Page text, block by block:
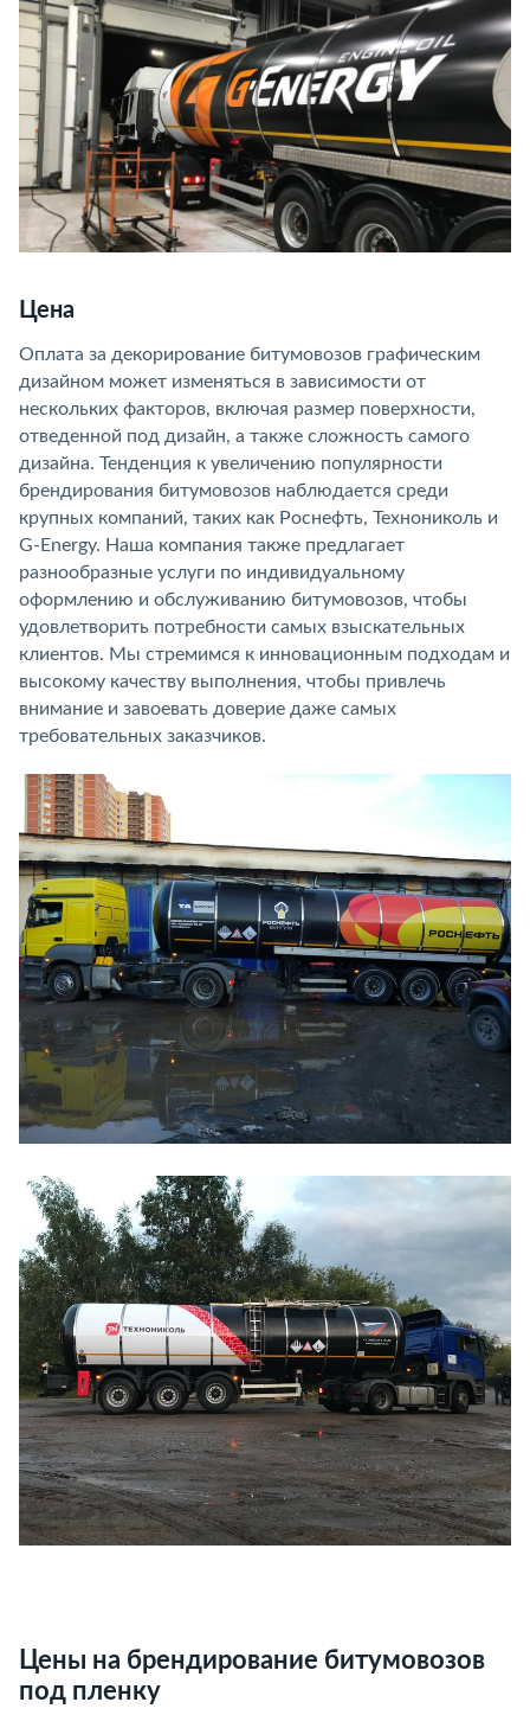
Цена
Оплата за декорирование битумовозов графическим
дизайном может изменяться в зависимости от
нескольких факторов, включая размер поверхности,
отведенной под дизайн, а также сложность самого
дизайна. Тенденция к увеличению популярности
брендирования битумовозов наблюдается среди
крупных компаний, таких как Роснефть, Технониколь и
G-Energy. Наша компания также предлагает
разнообразные услуги по индивидуальному
оформлению и обслуживанию битумовозов, чтобы
удовлетворить потребности самых взыскательных
клиентов. Мы стремимся к инновационным подходам и
высокому качеству выполнения, чтобы привлечь
внимание и завоевать доверие даже самых
требовательных заказчиков.
Цены на брендирование битумовозов
под пленку